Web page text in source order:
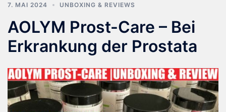
7. MAI 2024 UNBOXING & REVIEWS
AOLYM Prost-Care – Bei
Erkrankung der Prostata